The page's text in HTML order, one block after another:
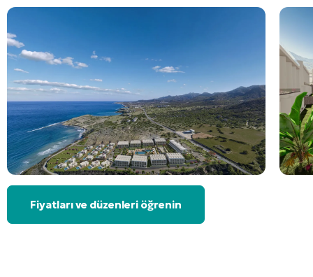
Fiyatları ve düzenleri öğrenin